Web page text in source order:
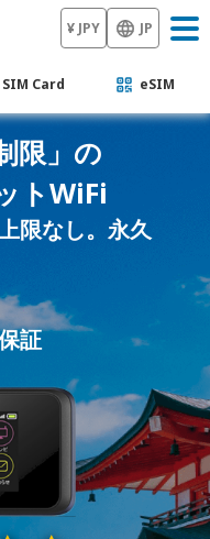
¥ JPY JP
Card eSIM
限」の
トWiFi
限なし。永久
証